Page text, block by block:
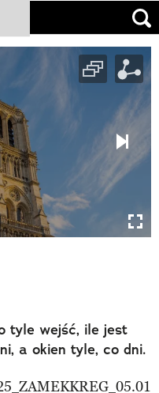
tyle wejść, ile jest
a okien tyle, co dni.